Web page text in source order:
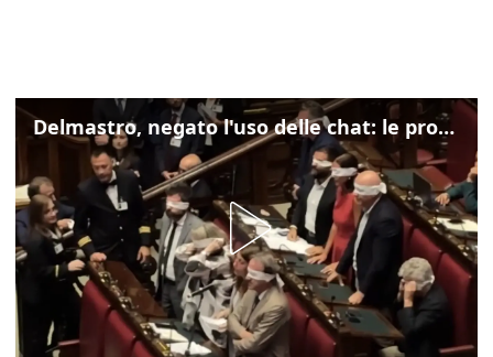
Delmastro, negato l'uso delle chat: le proteste di Avs e M5s